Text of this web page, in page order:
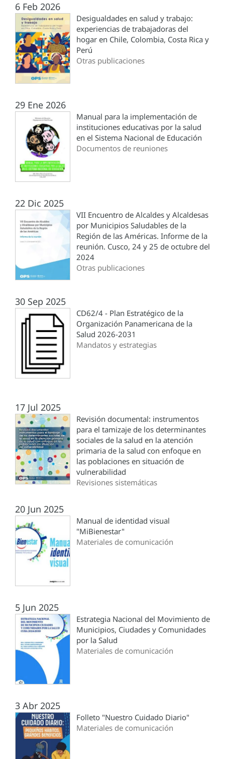
6 Feb 2026
Desigualdades en salud y trabajo:
experiencias de trabajadoras del
hogar en Chile, Colombia, Costa Rica y
Perú
Otras publicaciones
29 Ene 2026
Manual para la implementación de
instituciones educativas por la salud
en el Sistema Nacional de Educación
Documentos de reuniones
22 Dic 2025
VII Encuentro de Alcaldes y Alcaldesas
por Municipios Saludables de la
Región de las Américas. Informe de la
reunión. Cusco, 24 y 25 de octubre del
2024
Otras publicaciones
30 Sep 2025
CD62/4 - Plan Estratégico de la
Organización Panamericana de la
Salud 2026-2031
Mandatos y estrategias
17 Jul 2025
Revisión documental: instrumentos
para el tamizaje de los determinantes
sociales de la salud en la atención
primaria de la salud con enfoque en
las poblaciones en situación de
vulnerabilidad
Revisiones sistemáticas
20 Jun 2025
Manual de identidad visual
"MiBienestar"
Materiales de comunicación
5 Jun 2025
Estrategia Nacional del Movimiento de
Municipios, Ciudades y Comunidades
por la Salud
Materiales de comunicación
3 Abr 2025
Folleto "Nuestro Cuidado Diario"
Materiales de comunicación